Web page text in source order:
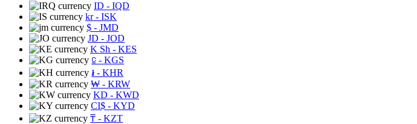
ID - IQD
kr- ISK
$ - JMD
JD - JOD
K Sh - KES
⃀ - KGS
៛ - KHR
₩ - KRW
KD - KWD
CI$ - KYD
₸ - KZT